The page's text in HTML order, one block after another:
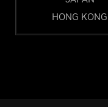
HONG KONG